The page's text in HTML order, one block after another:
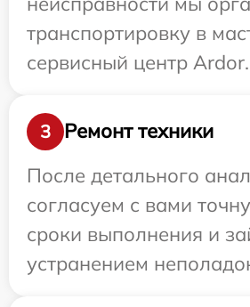
транспортировку в
сервисный центр Ardor.
3
Ремонт техники
После детального
согласуем с вами
сроки выполнения и
устранением